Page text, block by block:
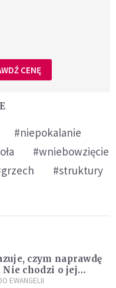
CENĘ
#niepokalanie
#wniebowzięcie
#struktury
czym naprawdę
Nie chodzi o jej
EWANGELII